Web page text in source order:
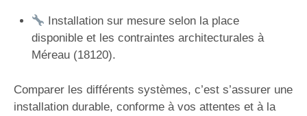
Installation sur mesure selon la place
disponible et les contraintes architecturales à
Méreau (18120).
Comparer les différents systèmes, c’est s’assurer une
installation durable, conforme à vos attentes et à la